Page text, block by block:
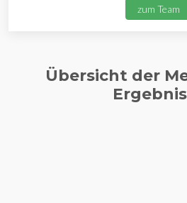
zum Team
Übersicht der